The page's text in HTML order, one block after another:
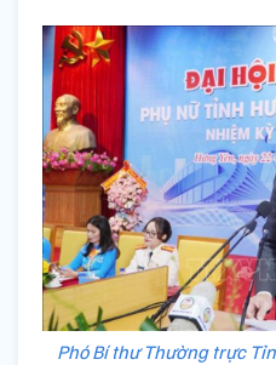
Phó Bí thư Thường trực